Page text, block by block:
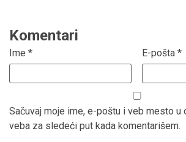
Komentari
Ime * E-pošta *
Sačuvaj moje ime, e-poštu i veb mesto u
veba za sledeći put kada komentarišem.